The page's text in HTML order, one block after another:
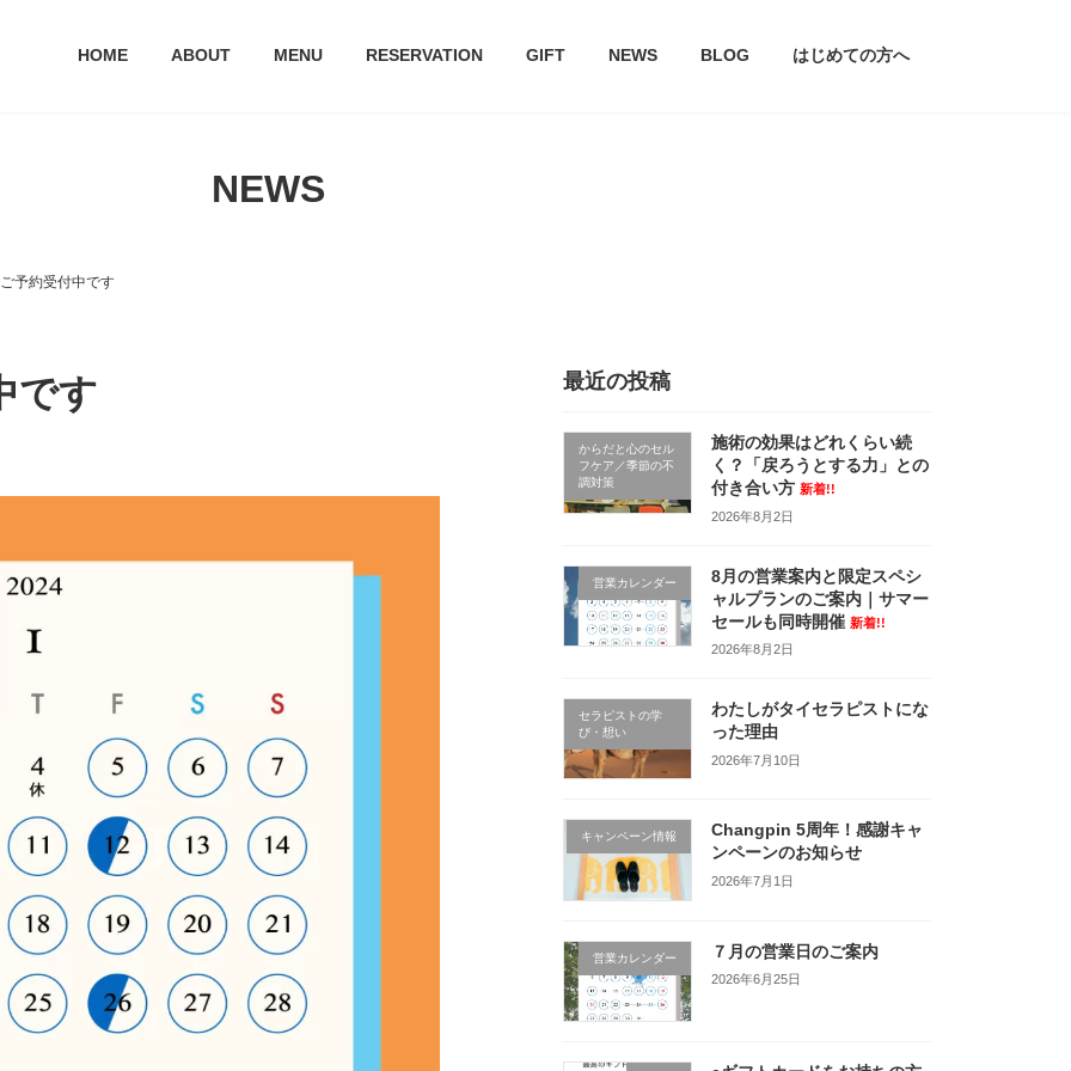
HOME ABOUT MENU RESERVATION GIFT NEWS BLOG はじめての方へ
NEWS
予約受付中です
です 最近の投稿
からだと心のセル
フケア／季節の不
調対策
施術の効果はどれくらい続
く？「戻ろうとする力」との
付き合い方 新着!!
2026年8月2日
営業カレンダー
8月の営業案内と限定スペシ
ャルプランのご案内｜サマー
セールも同時開催 新着!!
2026年8月2日
セラピストの学
び・想い
わたしがタイセラピストにな
った理由
2026年7月10日
キャンペーン情報
Changpin 5周年！感謝キャ
ンペーンのお知らせ
2026年7月1日
営業カレンダー ７月の営業日のご案内
2026年6月25日